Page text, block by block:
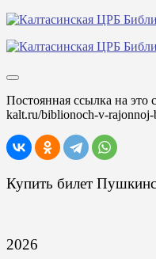
Постоянная ссылка на это
kalt.ru/biblionoch-v-
Купить билет
2026